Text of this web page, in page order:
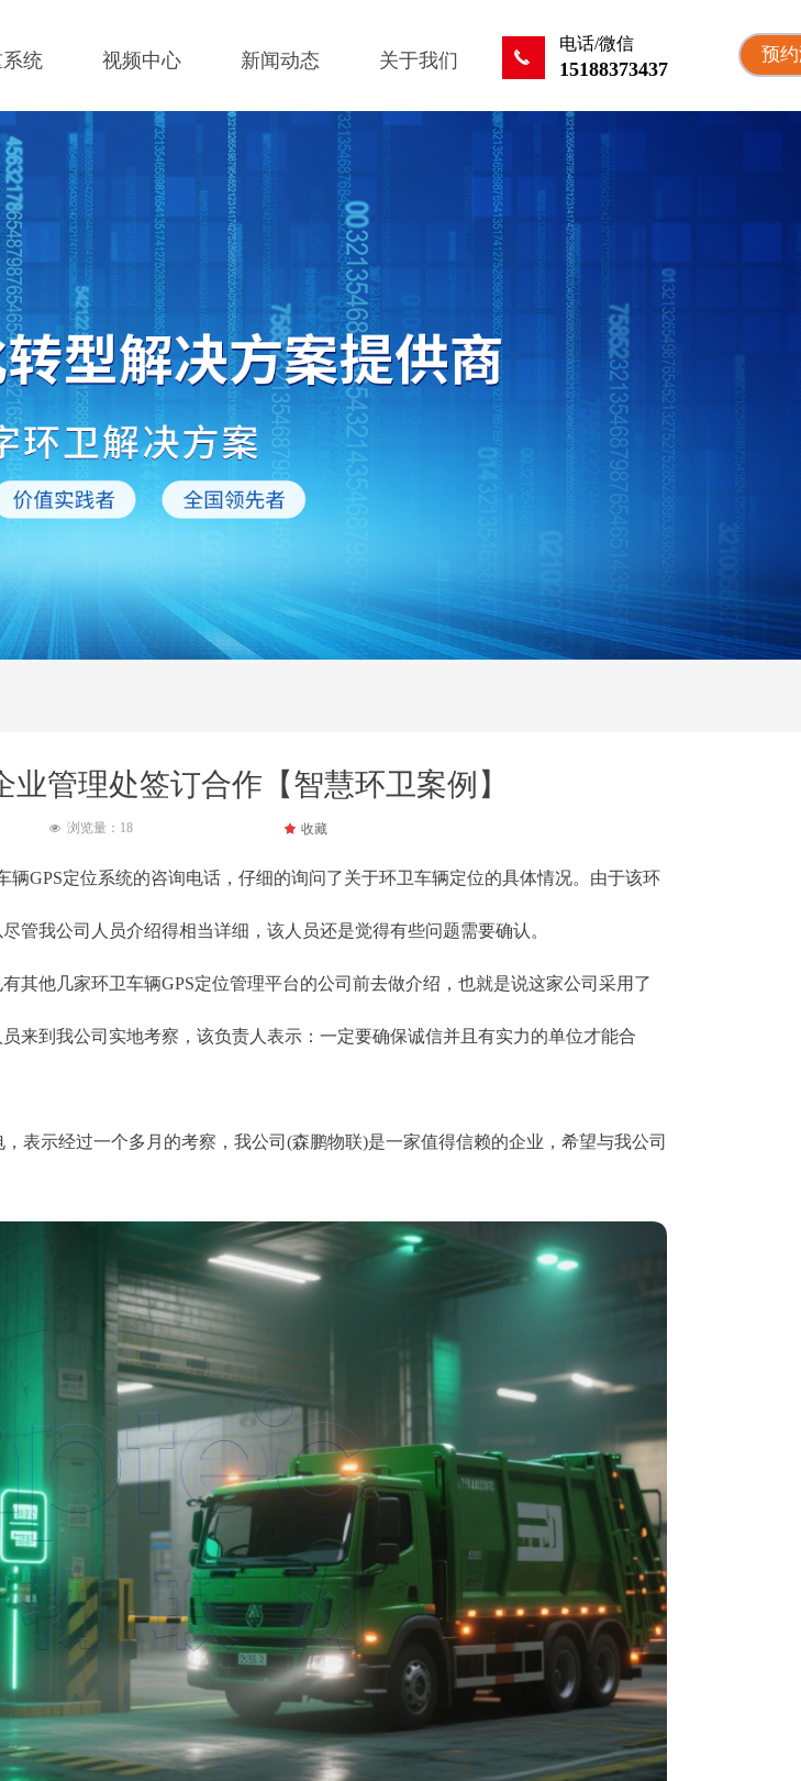
끅
电话/微信
15188373437
统 视频中心 新闻动态 关于我们 预
管理处签订合作【智慧环卫案例】
GPS定位系统的咨询电话，仔细的询问了关于环卫车辆定位的具体情况。由于该环
管我公司人员介绍得相当详细，该人员还是觉得有些问题需要确认。
他几家环卫车辆GPS定位管理平台的公司前去做介绍，也就是说这家公司采用了
来到我公司实地考察，该负责人表示：一定要确保诚信并且有实力的单位才能合
示经过一个多月的考察，我公司(森鹏物联)是一家值得信赖的企业，希望与我公司
넶 浏览量： 18 끄 收藏